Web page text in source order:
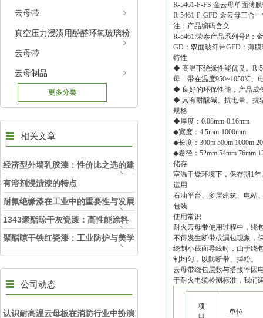
云母带
真空压力浸渍用酚醛环氧玻璃粉
云母带
云母制品
更多分类
相关文章
经济型外墙乳胶漆：性价比之选的建
筑防护卫士
有溶剂浸渍漆的特点
耐氟绝缘漆在工业中的重要性与发展
趋势
1343聚酯晾干灰瓷漆：高性能涂料
的理想选择
聚酯晾干铁红瓷漆：工业防护与美学
的融合
公司动态
认识耐高温云母板在消防行业中扮演
R-5461-P-FS 金云母单面薄
R-5461-P-GFD 金云母三合
注：产品编码含义
R-5461:荣泰产品系列号P：
GD：双面玻纤带GFD：薄
特性
◆ 高温下绝缘性能优良。R-
母 带在温度950~1050℃、
◆ 良好的环保性能，产品成
◆ 具有耐酸碱、抗电晕、抗
规格
◆厚度：0.08mm-0.16mm
◆宽度：4.5mm-1000mm
◆长度：300m 500m 1000m
◆卷径：52mm 54mm 76mm
储存
室温干燥环境下，保存期1年
运用
石油平台、多层建筑、电站
包装
使用常识
耐火云母带使用过程中，绕
不得发生断带或漏包现象，
绕制小截面导线时，由于绕
制均匀，以防断带、掉粉。
云母带绕包层数与搭接率因
于耐火电缆检测标准，我们
项
单位